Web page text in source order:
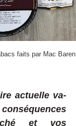
faits par Mac Baren
actuelle va-
et vos